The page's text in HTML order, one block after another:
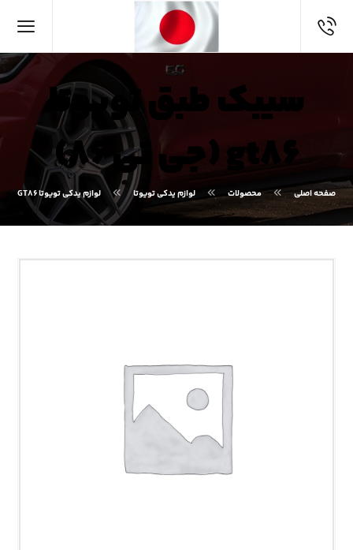
سیبک طبق تویوتا
gt۸۶ (جی تی ۸۶)
صفحه اصلی محصولات لوازم یدکی تویوتا لوازم یدکی تویوتا GT۸۶